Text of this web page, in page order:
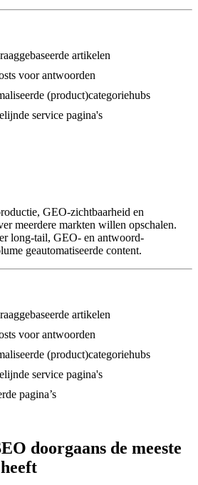
artikelen
voor antwoorden
(product)categoriehubs
service pagina's
GEO-zichtbaarheid en
meerdere markten willen opschalen.
long-tail, GEO- en antwoord­
geautomatiseerde content.
artikelen
voor antwoorden
(product)categoriehubs
service pagina's
pagina’s
doorgaans de meeste